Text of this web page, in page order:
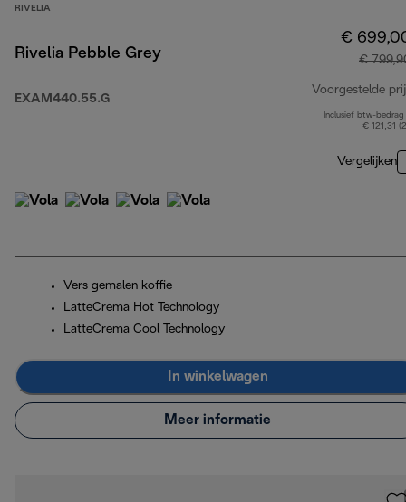
RIVELIA
Rivelia Pebble Grey
EXAM440.55.G
€
€
Voorgestelde
Inclusief btw-bedrag
€ 121,31
Vergelijken
Vers gemalen koffie
LatteCrema Hot Technology
LatteCrema Cool Technology
In winkelwagen
Meer informatie